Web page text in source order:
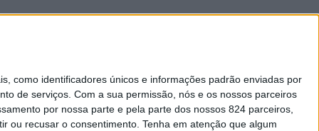
como identificadores únicos e informações padrão enviadas por
de serviços. Com a sua permissão, nós e os nossos parceiros
por nossa parte e pela parte dos nossos 824 parceiros,
ou recusar o consentimento. Tenha em atenção que algum